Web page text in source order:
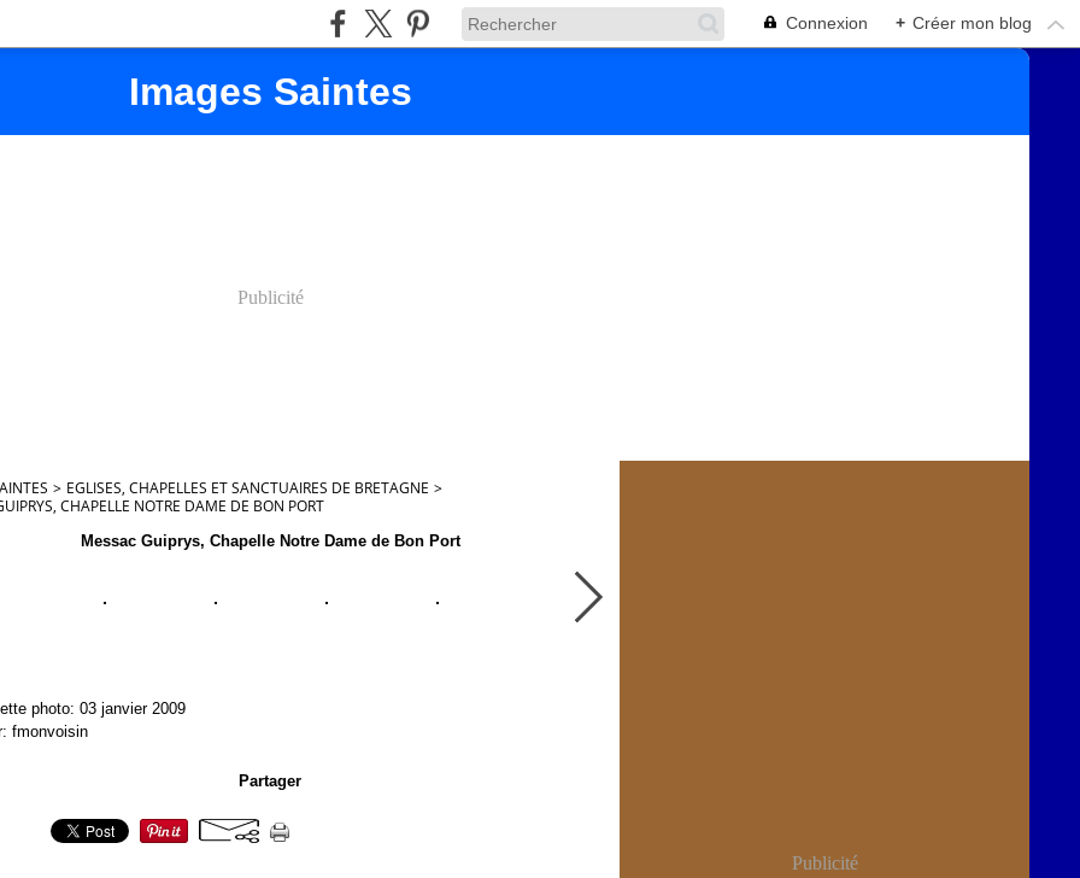
Connexion + Créer mon blog
Images Saintes
Publicité
> EGLISES, CHAPELLES ET SANCTUAIRES DE BRETAGNE >
CHAPELLE NOTRE DAME DE BON PORT
Messac Guiprys, Chapelle Notre Dame de Bon Port
photo: 03 janvier 2009
fmonvoisin
Partager
Publicité